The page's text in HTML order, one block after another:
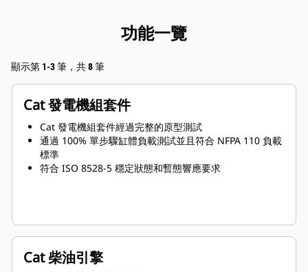
功能一覽
顯示第 1-3 筆，共 8 筆
Cat 發電機組套件
Cat 發電機組套件經過完整的原型測試
通過 100% 單步驟缸體負載測試並且符合 NFPA 110 負載
標準
符合 ISO 8528-5 穩定狀態和暫態響應要求
Cat 柴油引擎